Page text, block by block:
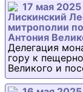
17 мая
Лискинский
митрополии
Антония
Делегация
гору к
Великого и